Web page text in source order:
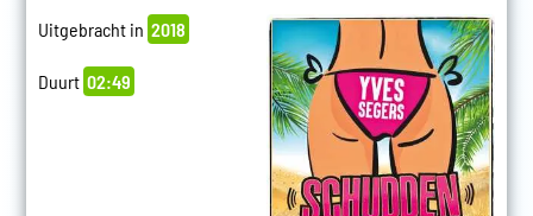
Uitgebracht in 2018
Duurt 02:49